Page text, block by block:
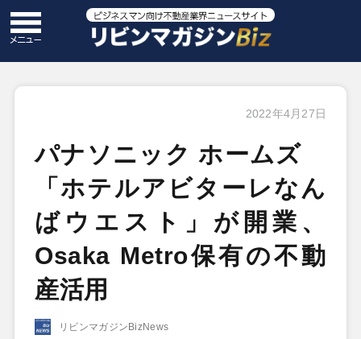
2022年4月27日
パナソニック ホームズ
「ホテルアビターレなん
ばウエスト」が開業、
Osaka Metro保有の不動
産活用
リビンマガジンBizNews